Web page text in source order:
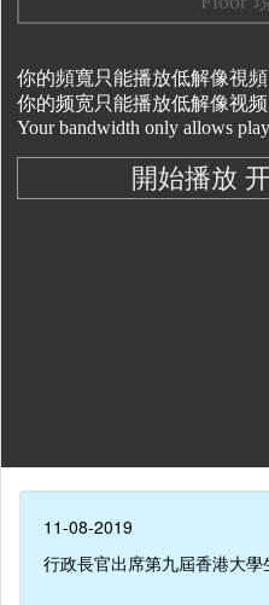
11-08-2019
行政長官出席第九屆香港大